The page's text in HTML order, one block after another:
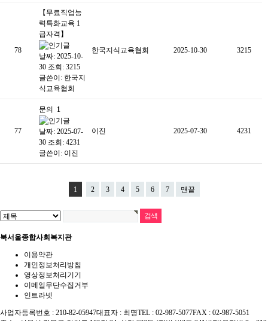
78
【무료직업능
력특화교육 1
급자격】
날짜: 2025-10-
30 조회: 3215
글쓴이: 한국지
식교육협회
한국지식교육협회 2025-10-30 3215
77
문의 1
날짜: 2025-07-
30 조회: 4231
글쓴이: 이진
이진 2025-07-30 4231
1 2 3 4 5 6 7 맨끝
북서울종합사회복지관
이용약관
개인정보처리방침
영상정보처리기기
이메일무단수집거부
인트라넷
사업자등록번호 : 210-82-05947대표자 : 최명TEL : 02-987-5077FAX : 02-987-5051